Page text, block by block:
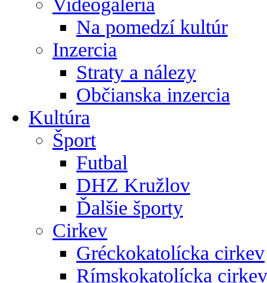
Videogaléria
Na pomedzí kultúr
Inzercia
Straty a nálezy
Občianska inzercia
Kultúra
Šport
Futbal
DHZ Kružlov
Ďalšie športy
Cirkev
Gréckokatolícka cirkev
Rímskokatolícka cirkev